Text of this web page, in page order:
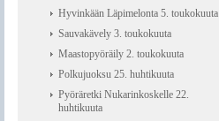
Hyvinkään Läpimelonta 5. toukokuuta
Sauvakävely 3. toukokuuta
Maastopyöräily 2. toukokuuta
Polkujuoksu 25. huhtikuuta
Pyöräretki Nukarinkoskelle 22.
huhtikuuta